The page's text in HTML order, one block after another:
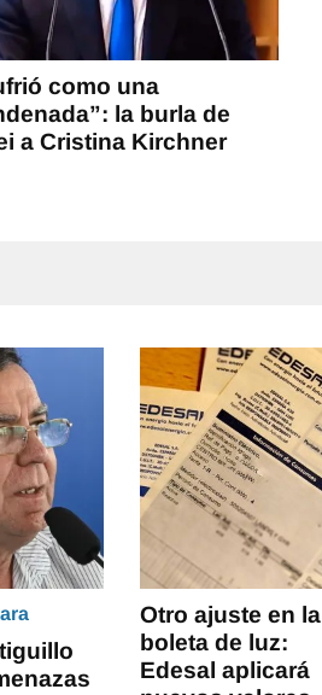
como una
la burla de
a Cristina Kirchner
Otro ajuste en la
boleta de luz:
Edesal aplicará